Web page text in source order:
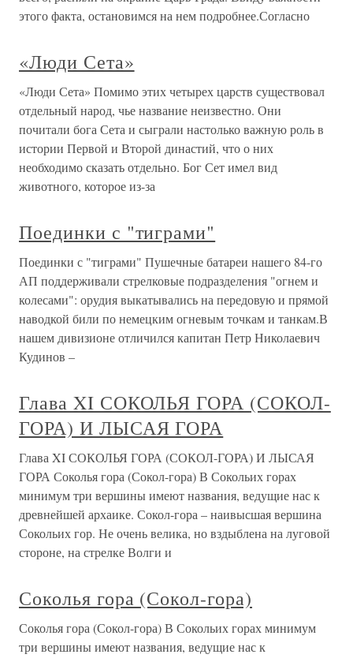
этого факта, остановимся на нем подробнее.Согласно
«Люди Сета»
«Люди Сета» Помимо этих четырех царств существовал
отдельный народ, чье название неизвестно. Они
почитали бога Сета и сыграли настолько важную роль в
истории Первой и Второй династий, что о них
необходимо сказать отдельно. Бог Сет имел вид
животного, которое из-за
Поединки с "тиграми"
Поединки с "тиграми" Пушечные батареи нашего 84-го
АП поддерживали стрелковые подразделения "огнем и
колесами": орудия выкатывались на передовую и прямой
наводкой били по немецким огневым точкам и танкам.В
нашем дивизионе отличился капитан Петр Николаевич
Кудинов –
Глава XI СОКОЛЬЯ ГОРА (СОКОЛ-
ГОРА) И ЛЫСАЯ ГОРА
Глава XI СОКОЛЬЯ ГОРА (СОКОЛ-ГОРА) И ЛЫСАЯ
ГОРА Соколья гора (Сокол-гора) В Сокольих горах
минимум три вершины имеют названия, ведущие нас к
древнейшей архаике. Сокол-гора – наивысшая вершина
Сокольих гор. Не очень велика, но вздыблена на луговой
стороне, на стрелке Волги и
Соколья гора (Сокол-гора)
Соколья гора (Сокол-гора) В Сокольих горах минимум
три вершины имеют названия, ведущие нас к